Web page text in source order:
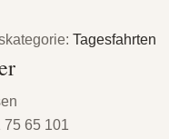
Tagesfahrten
75 65 101